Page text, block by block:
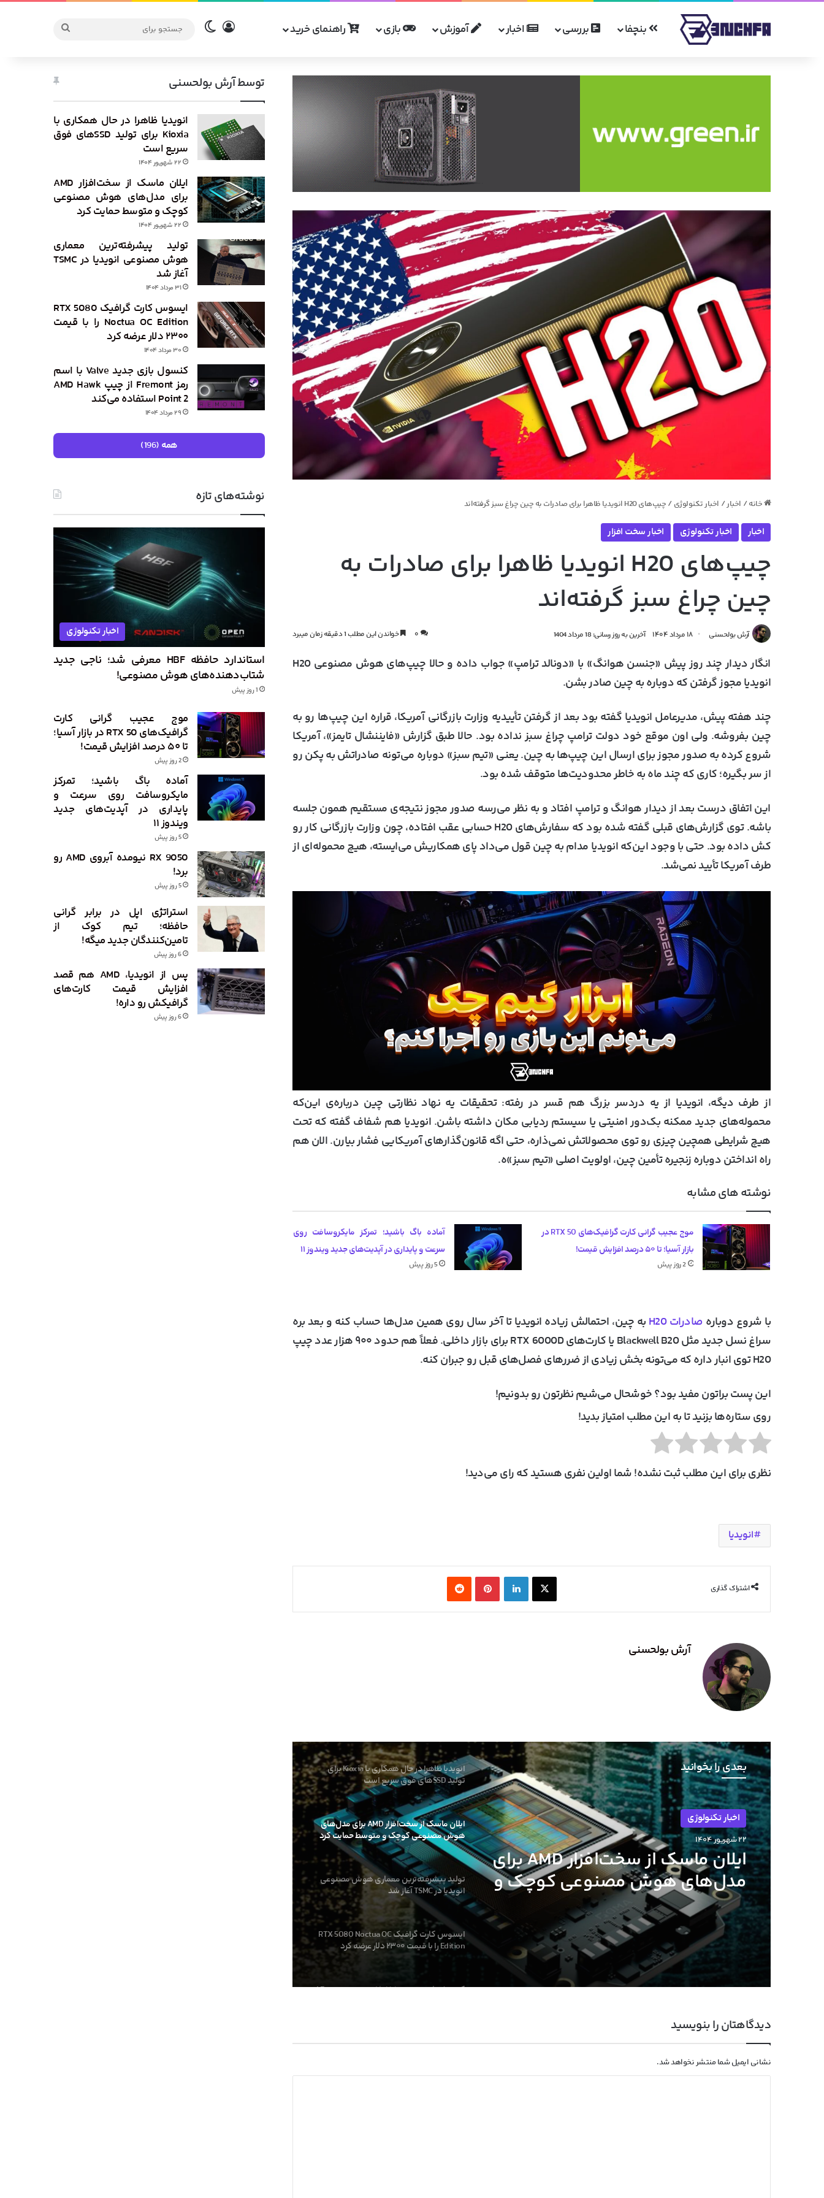
بنچفا بررسی اخبار آموزش بازی راهنمای خرید ورودتغییر پوسته
جستجو
خانه / اخبار / اخبار تکنولوژی / چیپ‌های H20 انویدیا ظاهرا برای صادرات به چین چراغ سبز گرفته‌اند
اخبار اخبار تکنولوژی اخبار سخت افزار
چیپ‌های H20 انویدیا ظاهرا برای صادرات به
چین چراغ سبز گرفته‌اند
آرش بولحسنی ۱۸ مرداد ۱۴۰۴ آخرین به روز رسانی: 18 مرداد 1404 ۰ خواندن این مطلب 1 دقیقه زمان میبرد
انگار دیدار چند روز پیش «جنسن هوانگ» با «دونالد ترامپ» جواب داده و حالا چیپ‌های هوش مصنوعی H20
انویدیا مجوز گرفتن که دوباره به چین صادر بشن.
چند هفته پیش، مدیرعامل انویدیا گفته بود بعد از گرفتن تأییدیه وزارت بازرگانی آمریکا، قراره این چیپ‌ها رو به
چین بفروشه. ولی اون موقع خود دولت ترامپ چراغ سبز نداده بود. حالا طبق گزارش «فایننشال تایمز»، آمریکا
شروع کرده به صدور مجوز برای ارسال این چیپ‌ها به چین. یعنی «تیم سبز» دوباره می‌تونه صادراتش به پکن رو
از سر بگیره؛ کاری که چند ماه به خاطر محدودیت‌ها متوقف شده بود.
این اتفاق درست بعد از دیدار هوانگ و ترامپ افتاد و به نظر می‌رسه صدور مجوز نتیجه‌ی مستقیم همون جلسه
باشه. توی گزارش‌های قبلی گفته شده بود که سفارش‌های H20 حسابی عقب افتاده، چون وزارت بازرگانی کار رو
کش داده بود. حتی با وجود این‌که انویدیا مدام به چین قول می‌داد پای همکاریش می‌ایسته، هیچ محموله‌ای از
طرف آمریکا تأیید نمی‌شد.
از طرف دیگه، انویدیا از یه دردسر بزرگ هم قسر در رفته: تحقیقات یه نهاد نظارتی چین درباره‌ی این‌که
محموله‌های جدید ممکنه بک‌دور امنیتی یا سیستم ردیابی مکان داشته باشن. انویدیا هم شفاف گفته که تحت
هیچ شرایطی همچین چیزی رو توی محصولاتش نمی‌ذاره، حتی اگه قانون‌گذارهای آمریکایی فشار بیارن. الان هم
راه انداختن دوباره زنجیره تأمین چین، اولویت اصلی «تیم سبز»ه.
نوشته های مشابه
موج عجیب گرانی کارت گرافیک‌های RTX 50 در
بازار آسیا؛ تا ۵۰ درصد افزایش قیمت!
2 روز پیش
آماده باگ باشید؛ تمرکز مایکروسافت روی
سرعت و پایداری در آپدیت‌های جدید ویندوز ۱۱
5 روز پیش
با شروع دوباره صادرات H20
به چین، احتمالش زیاده انویدیا تا آخر سال روی همین مدل‌ها حساب کنه و بعد بره
سراغ نسل جدید مثل Blackwell B20 یا کارت‌های RTX 6000D برای بازار داخلی. فعلاً هم حدود ۹۰۰ هزار عدد چیپ
H20 توی انبار داره که می‌تونه بخش زیادی از ضررهای فصل‌های قبل رو جبران کنه.
این پست براتون مفید بود؟ خوشحال می‌شیم نظرتون رو بدونیم!
روی ستاره‌ها بزنید تا به این مطلب امتیاز بدید!
نظری برای این مطلب ثبت نشده! شما اولین نفری هستید که رای می‌دید!
انویدیا
اشتراک گذاری
X لینکدین ‫پین‌ترست‫رددیت
آرش بولحسنی
بعدی را بخوانید
اخبار تکنولوژی
۲۲ شهریور ۱۴۰۴
ایلان ماسک از سخت‌افزار AMD برای
مدل‌های هوش مصنوعی کوچک و
متوسط حمایت کرد
Edition را با قیمت ۲۳۰۰ دلار عرضه کرد
انویدیا ظاهرا در حال همکاری با Kioxia برای
تولید SSDهای فوق سریع است
ایلان ماسک از سخت‌افزار AMD برای مدل‌های
هوش مصنوعی کوچک و متوسط حمایت کرد
تولید پیشرفته‌ترین معماری هوش مصنوعی
انویدیا در TSMC آغاز شد
ایسوس کارت گرافیک RTX 5080 Noctua OC
Edition را با قیمت ۲۳۰۰ دلار عرضه کرد
کنسول بازی جدید Valve با اسم رمز Fremont از
کارمندان اینتل ظاهرا در حال ترک این شرکت
دیدگاهتان را بنویسید
نشانی ایمیل شما منتشر نخواهد شد.
توسط آرش بولحسنی
انویدیا ظاهرا در حال همکاری با
Kioxia برای تولید SSDهای فوق
سریع است
۲۲ شهریور ۱۴۰۴
ایلان ماسک از سخت‌افزار AMD
برای مدل‌های هوش مصنوعی
کوچک و متوسط حمایت کرد
۲۲ شهریور ۱۴۰۴
تولید پیشرفته‌ترین معماری
هوش مصنوعی انویدیا در TSMC
آغاز شد
۳۱ مرداد ۱۴۰۴
ایسوس کارت گرافیک RTX 5080
Noctua OC Edition را با قیمت
۲۳۰۰ دلار عرضه کرد
۳۰ مرداد ۱۴۰۴
کنسول بازی جدید Valve با اسم
رمز Fremont از چیپ AMD Hawk
Point 2 استفاده می‌کند
۲۹ مرداد ۱۴۰۴
همه (196)
نوشته‌های تازه
اخبار تکنولوژی
استاندارد حافظه HBF معرفی شد؛ ناجی جدید
شتاب‌دهنده‌های هوش مصنوعی!
1 روز پیش
موج عجیب گرانی کارت
گرافیک‌های RTX 50 در بازار آسیا؛
تا ۵۰ درصد افزایش قیمت!
2 روز پیش
آماده باگ باشید؛ تمرکز
مایکروسافت روی سرعت و
پایداری در آپدیت‌های جدید
ویندوز ۱۱
5 روز پیش
RX 9050 نیومده آبروی AMD رو
برد!
5 روز پیش
استراتژی اپل در برابر گرانی
حافظه؛ تیم کوک از
تامین‌کنندگان جدید میگه!
6 روز پیش
پس از انویدیا، AMD هم قصد
افزایش قیمت کارت‌های
گرافیکش رو داره!
6 روز پیش